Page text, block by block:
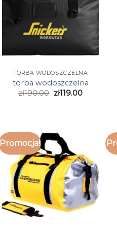
TORBA WODOSZCZELNA
torba wodoszczelna
zł190.00 zł119.00
Promocja!